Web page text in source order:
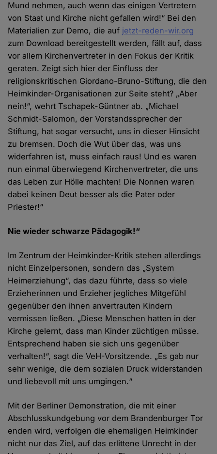
Mund nehmen, auch wenn das einigen Vertretern
von Staat und Kirche nicht gefallen wird!“ Bei den
Materialien zur Demo, die auf jetzt-reden-wir.org
zum Download bereitgestellt werden, fällt auf, dass
vor allem Kirchenvertreter in den Fokus der Kritik
geraten. Zeigt sich hier der Einfluss der
religionskritischen Giordano-Bruno-Stiftung, die den
Heimkinder-Organisationen zur Seite steht? „Aber
nein!“, wehrt Tschapek-Güntner ab. „Michael
Schmidt-Salomon, der Vorstandssprecher der
Stiftung, hat sogar versucht, uns in dieser Hinsicht
zu bremsen. Doch die Wut über das, was uns
widerfahren ist, muss einfach raus! Und es waren
nun einmal überwiegend Kirchenvertreter, die uns
das Leben zur Hölle machten! Die Nonnen waren
dabei keinen Deut besser als die Pater oder
Priester!“
Nie wieder schwarze Pädagogik!“
Im Zentrum der Heimkinder-Kritik stehen allerdings
nicht Einzelpersonen, sondern das „System
Heimerziehung“, das dazu führte, dass so viele
Erzieherinnen und Erzieher jegliches Mitgefühl
gegenüber den ihnen anvertrauten Kindern
vermissen ließen. „Diese Menschen hatten in der
Kirche gelernt, dass man Kinder züchtigen müsse.
Entsprechend haben sie sich uns gegenüber
verhalten!“, sagt die VeH-Vorsitzende. „Es gab nur
sehr wenige, die dem sozialen Druck widerstanden
und liebevoll mit uns umgingen.“
Mit der Berliner Demonstration, die mit einer
Abschlusskundgebung vor dem Brandenburger Tor
enden wird, verfolgen die ehemaligen Heimkinder
nicht nur das Ziel, auf das erlittene Unrecht in der